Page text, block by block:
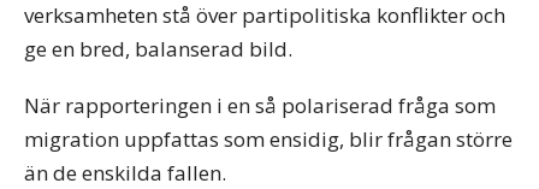
verksamheten stå över partipolitiska konflikter och
ge en bred, balanserad bild.
När rapporteringen i en så polariserad fråga som
migration uppfattas som ensidig, blir frågan större
än de enskilda fallen.